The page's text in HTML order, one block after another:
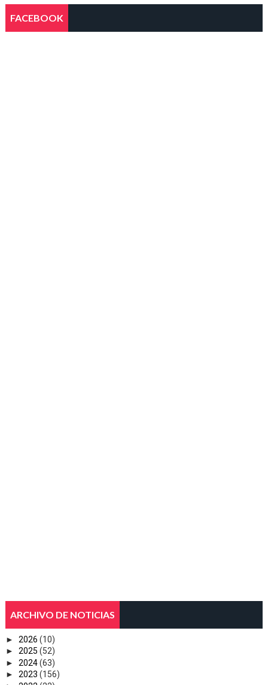
FACEBOOK
ARCHIVO DE NOTICIAS
► 2026 (10)
► 2025 (52)
► 2024(63)
► 2023 (156)